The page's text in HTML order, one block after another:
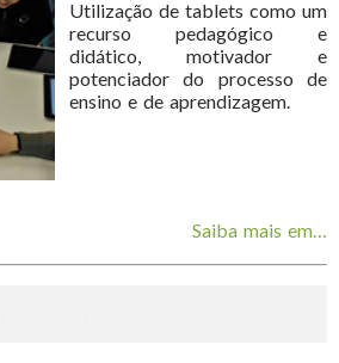
Utilização de tablets como um
recurso pedagógico e
didático, motivador e
potenciador do processo de
ensino e de aprendizagem.
Saiba mais em…